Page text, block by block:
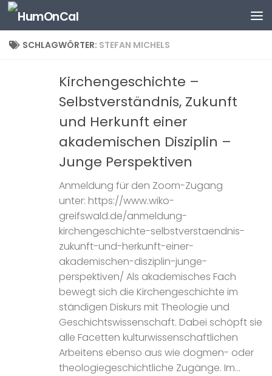
Zum Inhalt springen
SCHLAGWÖRTER: STEFAN MICHELS
Kirchengeschichte –
Selbstverständnis, Zukunft
und Herkunft einer
akademischen Disziplin –
Junge Perspektiven
Anmeldung für den Zoom-Zugang
unter: https://www.wiko-
greifswald.de/anmeldung-
kirchengeschichte-selbstverstaendnis-
zukunft-und-herkunft-einer-
akademischen-disziplin-junge-
perspektiven/ Als akademisches Fach
bewegt sich die Kirchengeschichte im
ständigen Diskurs mit Theologie und
Geschichtswissenschaft. Dabei schöpft sie
alle Facetten kulturwissenschaftlichen
Arbeitens ebenso aus wie dogmen- oder
theologiegeschichtliche Zugänge. Im...